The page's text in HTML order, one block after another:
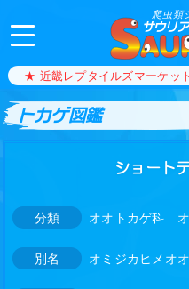
爬虫類
サウリ
★ 近畿レプタイルズマーケッ
トカゲ図鑑
ショート
分類 オオトカゲ科
別名 オミジカヒメオ